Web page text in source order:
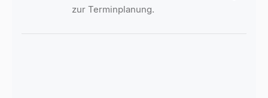
zur Terminplanung.